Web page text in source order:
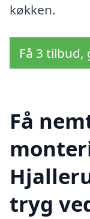
køkken.
Få 3
Få
tryg